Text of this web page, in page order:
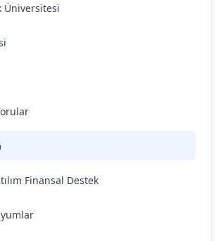
Üniversitesi
Finansal Destek